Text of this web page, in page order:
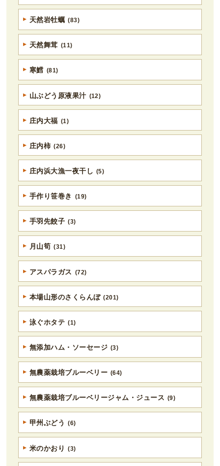
天然岩牡蠣 (83)
天然舞茸 (11)
寒鱈 (81)
山ぶどう原液果汁 (12)
庄内大福 (1)
庄内柿 (26)
庄内浜大漁一夜干し (5)
手作り笹巻き (19)
手羽先餃子 (3)
月山筍 (31)
アスパラガス (72)
本場山形のさくらんぼ (201)
泳ぐホタテ (1)
無添加ハム・ソーセージ (3)
無農薬栽培ブルーベリー (64)
無農薬栽培ブルーベリージャム・ジュース (9)
甲州ぶどう (6)
米のかおり (3)